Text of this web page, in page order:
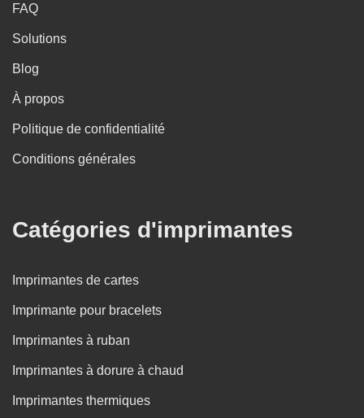
FAQ
Solutions
Blog
À propos
Politique de confidentialité
Conditions générales
Catégories d'imprimantes
Imprimantes de cartes
Imprimante pour bracelets
Imprimantes à ruban
Imprimantes à dorure à chaud
Imprimantes thermiques